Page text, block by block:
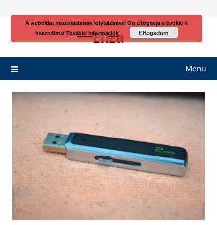
Eliza
Menu
A weboldal használatának folytatásával Ön elfogadja a cookie-k
használatát További információk Elfogadom